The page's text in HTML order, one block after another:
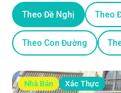
Theo Đề Nghị Theo
Theo Con Đường
Nhà Bán Xác Thực